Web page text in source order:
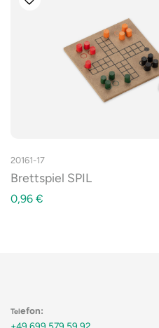
20161-17
Brettspiel SPIL
0,96 €
Telefon: